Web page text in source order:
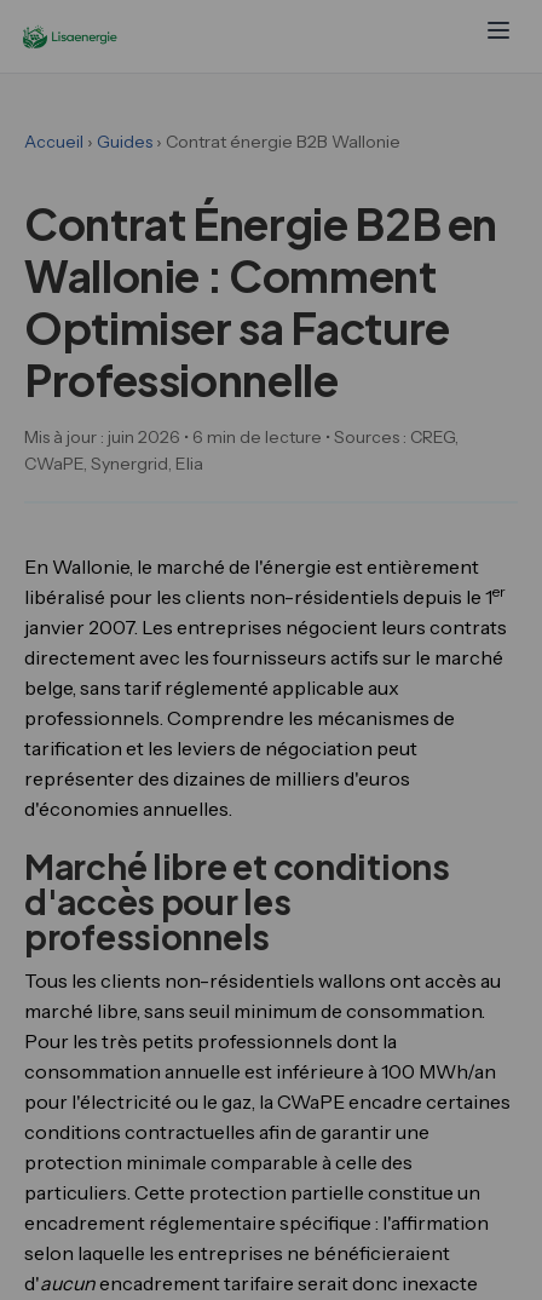
Accueil › Guides › Contrat énergie B2B Wallonie
Contrat Énergie B2B en
Wallonie : Comment
Optimiser sa Facture
Professionnelle
Mis à jour : juin 2026 • 6 min de lecture • Sources : CREG,
CWaPE, Synergrid, Elia
En Wallonie, le marché de l'énergie est entièrement
libéralisé pour les clients non-résidentiels depuis le 1er
janvier 2007. Les entreprises négocient leurs contrats
directement avec les fournisseurs actifs sur le marché
belge, sans tarif réglementé applicable aux
professionnels. Comprendre les mécanismes de
tarification et les leviers de négociation peut
représenter des dizaines de milliers d'euros
d'économies annuelles.
Marché libre et conditions
d'accès pour les
professionnels
Tous les clients non-résidentiels wallons ont accès au
marché libre, sans seuil minimum de consommation.
Pour les très petits professionnels dont la
consommation annuelle est inférieure à 100 MWh/an
pour l'électricité ou le gaz, la CWaPE encadre certaines
conditions contractuelles afin de garantir une
protection minimale comparable à celle des
particuliers. Cette protection partielle constitue un
encadrement réglementaire spécifique : l'affirmation
selon laquelle les entreprises ne bénéficieraient
d'aucunencadrement tarifaire serait donc inexacte